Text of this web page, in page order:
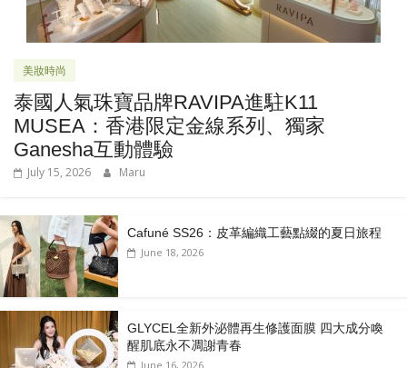
美妝時尚
泰國人氣珠寶品牌RAVIPA進駐K11
MUSEA：香港限定金線系列、獨家
Ganesha互動體驗
July 15, 2026 Maru
Cafuné SS26：皮革編織工藝點綴的夏日旅程
June 18, 2026
GLYCEL全新外泌體再生修護面膜 四大成分喚
醒肌底永不凋謝青春
June 16, 2026